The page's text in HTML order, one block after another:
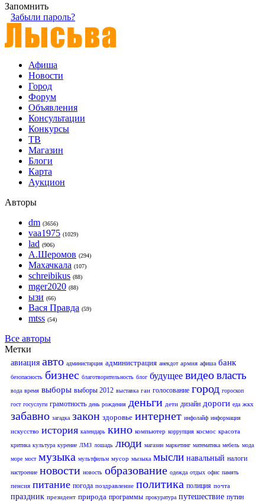
Запомнить
Забыли пароль?
Афиша
Новости
Город
Форум
Объявления
Консультации
Конкурсы
ТВ
Магазин
Блоги
Карта
Аукцион
Авторы
dm (3656)
vaa1975 (1029)
lad (906)
А.Шеромов (294)
Махачкала (107)
schreibikus (88)
mger2020 (88)
ызи (66)
Вася Правда (59)
mtss (54)
Все авторы
Метки
авиация авто администарция администрация анекдот армия афиша банк
безопасность бизнес благотворительность блог будущее видеовласть
вода время выборы выборы 2012 выставка гаи голосование город гороскоп
гост госуслуги грамотность день рождения деньги дети дизайн дороги еда жкх
забавно загадка закон здоровье интернет инфолайф информация
искусство история календарь кино компьютер коррупция космос красота
критика культура курение ЛМЗ лошадь люди магазин маркетинг математика мебель мода
море мост музыка мультфильм мусор мызыка мысли навальный налоги
настроение новости новость образование одежда отдых офис память
пенсия питание погода поздравление политика полиция почта
праздник президент природа программы прокуратура путешествие путин